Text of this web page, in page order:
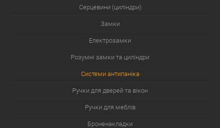
Серцевини (циліндри)
Замки
Електрозамки
Розумні замки та циліндри
Системи антипаніка
Ручки для дверей та вікон
Ручки для меблів
Броненакладки